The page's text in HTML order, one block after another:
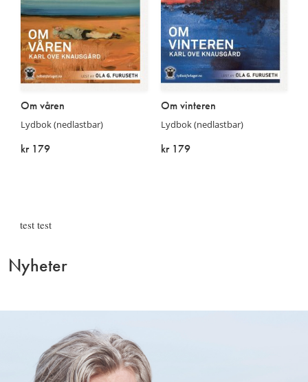
Om våren
Lydbok (nedlastbar)
kr 179
Om vinteren
Lydbok (nedlastbar)
kr 179
test test
Nyheter